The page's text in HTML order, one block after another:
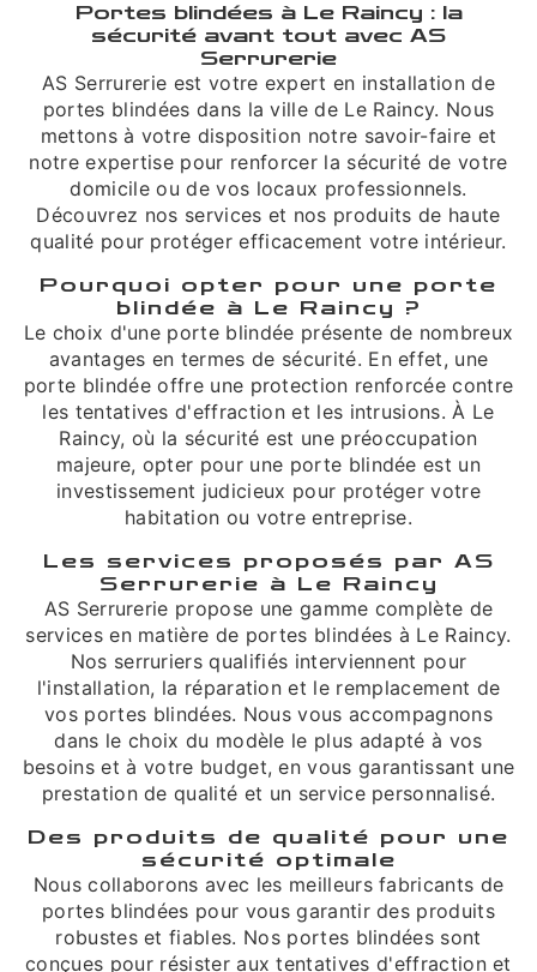
Portes blindées à Le Raincy : la
sécurité avant tout avec AS
Serrurerie
AS Serrurerie est votre expert en installation de
portes blindées dans la ville de Le Raincy. Nous
mettons à votre disposition notre savoir-faire et
notre expertise pour renforcer la sécurité de votre
domicile ou de vos locaux professionnels.
Découvrez nos services et nos produits de haute
qualité pour protéger efficacement votre intérieur.
Pourquoi opter pour une porte
blindée à Le Raincy ?
Le choix d'une porte blindée présente de nombreux
avantages en termes de sécurité. En effet, une
porte blindée offre une protection renforcée contre
les tentatives d'effraction et les intrusions. À Le
Raincy, où la sécurité est une préoccupation
majeure, opter pour une porte blindée est un
investissement judicieux pour protéger votre
habitation ou votre entreprise.
Les services proposés par AS
Serrurerie à Le Raincy
AS Serrurerie propose une gamme complète de
services en matière de portes blindées à Le Raincy.
Nos serruriers qualifiés interviennent pour
l'installation, la réparation et le remplacement de
vos portes blindées. Nous vous accompagnons
dans le choix du modèle le plus adapté à vos
besoins et à votre budget, en vous garantissant une
prestation de qualité et un service personnalisé.
Des produits de qualité pour une
sécurité optimale
Nous collaborons avec les meilleurs fabricants de
portes blindées pour vous garantir des produits
robustes et fiables. Nos portes blindées sont
conçues pour résister aux tentatives d'effraction et